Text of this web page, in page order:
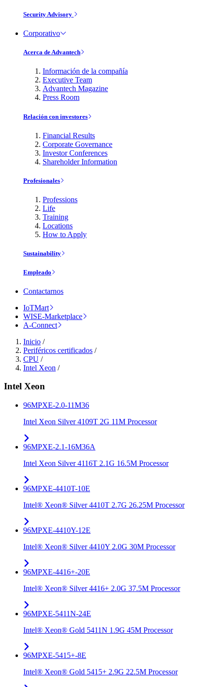
Security Advisory
Corporativo
Acerca de Advantech
Información de la compañía
Executive Team
Advantech Magazine
Press Room
Relación con investores
Financial Results
Corporate Governance
Investor Conferences
Shareholder Information
Profesionales
Professions
Life
Training
Locations
How to Apply
Sustainability
Empleado
Contactarnos
IoTMart
WISE-Marketplace
A-Connect
Inicio /
Periféricos certificados /
CPU /
Intel Xeon /
Intel Xeon
96MPXE-2.0-11M36
Intel Xeon Silver 4109T 2G 11M Processor
96MPXE-2.1-16M36A
Intel Xeon Silver 4116T 2.1G 16.5M Processor
96MPXE-4410T-10E
Intel® Xeon® Silver 4410T 2.7G 26.25M Processor
96MPXE-4410Y-12E
Intel® Xeon® Silver 4410Y 2.0G 30M Processor
96MPXE-4416+-20E
Intel® Xeon® Silver 4416+ 2.0G 37.5M Processor
96MPXE-5411N-24E
Intel® Xeon® Gold 5411N 1.9G 45M Processor
96MPXE-5415+-8E
Intel® Xeon® Gold 5415+ 2.9G 22.5M Processor